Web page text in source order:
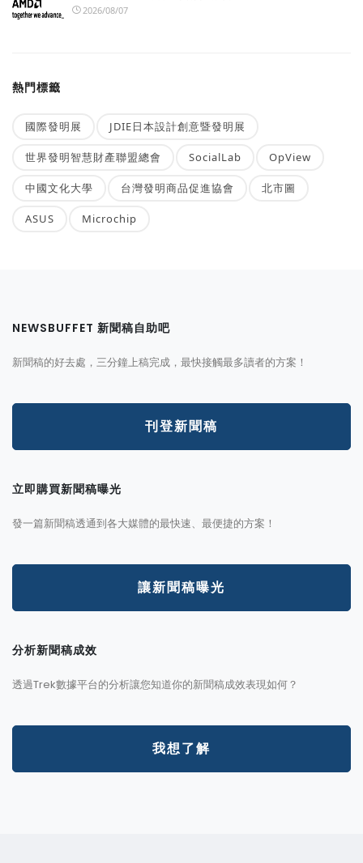
2026/08/07
熱門標籤
國際發明展 JDIE日本設計創意暨發明展
世界發明智慧財產聯盟總會 SocialLab OpView
中國文化大學 台灣發明商品促進協會 北市圖
ASUS Microchip
NEWSBUFFET 新聞稿自助吧
新聞稿的好去處，三分鐘上稿完成，最快接觸最多讀者的方案！
刊登新聞稿
立即購買新聞稿曝光
發一篇新聞稿透通到各大媒體的最快速、最便捷的方案！
讓新聞稿曝光
分析新聞稿成效
透過Trek數據平台的分析讓您知道你的新聞稿成效表現如何？
我想了解